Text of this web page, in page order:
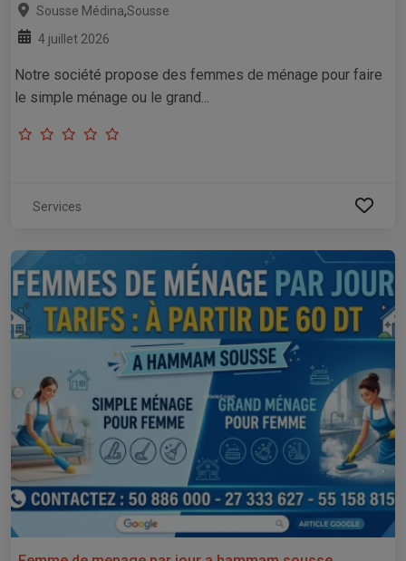
Sousse Médina,Sousse
4 juillet 2026
Notre société propose des femmes de ménage pour faire
le simple ménage ou le grand...
Services